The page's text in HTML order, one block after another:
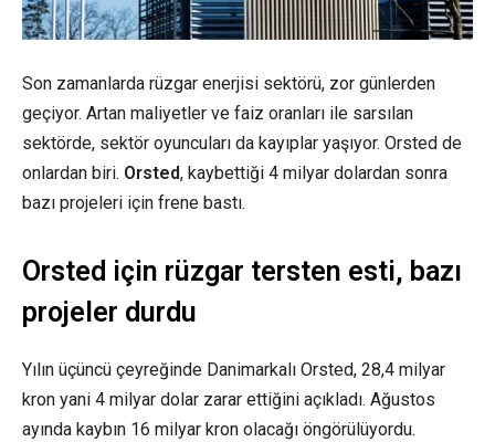
Son zamanlarda rüzgar enerjisi sektörü, zor günlerden
geçiyor. Artan maliyetler ve faiz oranları ile sarsılan
sektörde, sektör oyuncuları da kayıplar yaşıyor. Orsted de
onlardan biri. Orsted, kaybettiği 4 milyar dolardan sonra
bazı projeleri için frene bastı.
Orsted için rüzgar tersten esti, bazı
projeler durdu
Yılın üçüncü çeyreğinde Danimarkalı Orsted, 28,4 milyar
kron yani 4 milyar dolar zarar ettiğini açıkladı. Ağustos
ayında kaybın 16 milyar kron olacağı öngörülüyordu.